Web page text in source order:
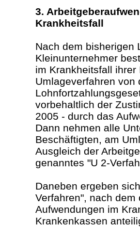
3.
Krankheitsfall
Nach dem bisherigen
Kleinunternehmer
im Krankheitsfall
Umlageverfahren von
vorbehaltlich der
2005 - durch das
Dann nehmen alle
Beschäftigten, am
Ausgleich der
genanntes "U 2-
Daneben ergeben
Verfahren", nach
Aufwendungen im
Krankenkassen